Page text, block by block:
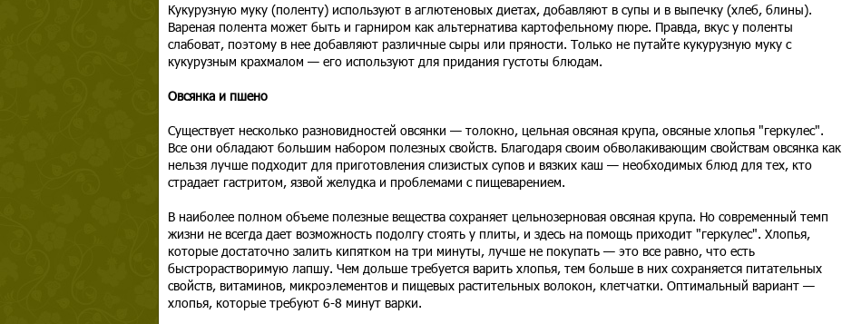
Кукурузную муку (поленту) используют в аглютеновых диетах, добавляют в супы и в выпечку (хлеб, блины).
Вареная полента может быть и гарниром как альтернатива картофельному пюре. Правда, вкус у поленты
слабоват, поэтому в нее добавляют различные сыры или пряности. Только не путайте кукурузную муку с
кукурузным крахмалом — его используют для придания густоты блюдам.
Овсянка и пшено
Существует несколько разновидностей овсянки — толокно, цельная овсяная крупа, овсяные хлопья "геркулес".
Все они обладают большим набором полезных свойств. Благодаря своим обволакивающим свойствам овсянка как
нельзя лучше подходит для приготовления слизистых супов и вязких каш — необходимых блюд для тех, кто
страдает гастритом, язвой желудка и проблемами с пищеварением.
В наиболее полном объеме полезные вещества сохраняет цельнозерновая овсяная крупа. Но современный темп
жизни не всегда дает возможность подолгу стоять у плиты, и здесь на помощь приходит "геркулес". Хлопья,
которые достаточно залить кипятком на три минуты, лучше не покупать — это все равно, что есть
быстрорастворимую лапшу. Чем дольше требуется варить хлопья, тем больше в них сохраняется питательных
свойств, витаминов, микроэлементов и пищевых растительных волокон, клетчатки. Оптимальный вариант —
хлопья, которые требуют 6-8 минут варки.